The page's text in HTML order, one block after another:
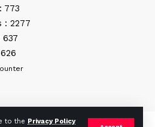
to the Privacy Policy
773
: 2277